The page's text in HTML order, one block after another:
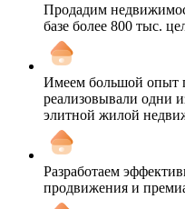
Продадим
базе более 800 тыс.
Имеем большой опыт
реализовывали одни
элитной жилой
Разработаем
продвижения и